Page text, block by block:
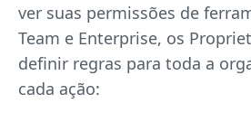
ver suas permissões de
Team e Enterprise, os
definir regras para toda a
cada ação: